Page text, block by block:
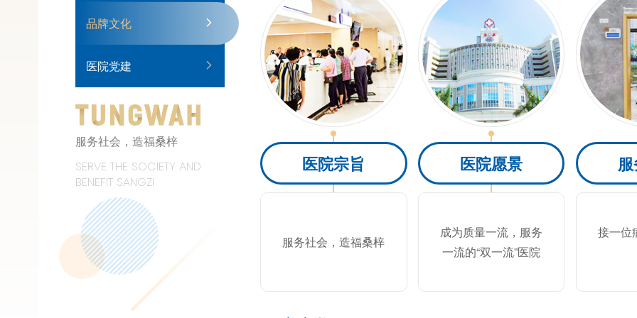
品牌文化
医院党建
服务社会，造福桑梓
SERVE THE SOCIETY AND
BENEFIT SANGZI
医院宗旨
服务社会，造福桑梓
医院愿景
成为质量一流，服务
一流的“双一流”医院
接一位